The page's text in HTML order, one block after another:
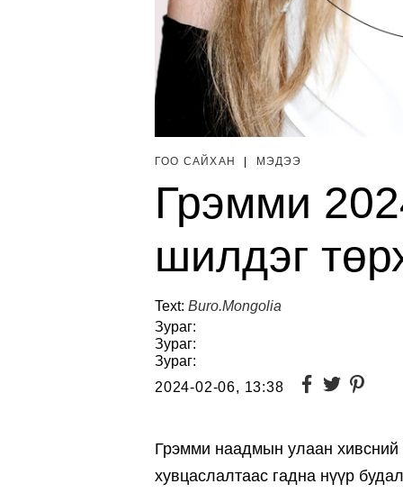
ГОО САЙХАН МЭДЭЭ
Грэмми
шилдэг
Text: Buro.Mongolia
Зураг:
Зураг:
Зураг:
2024-02-06, 13:38
Грэмми наадмын улаан
хувцаслалтаас гадна нүүр